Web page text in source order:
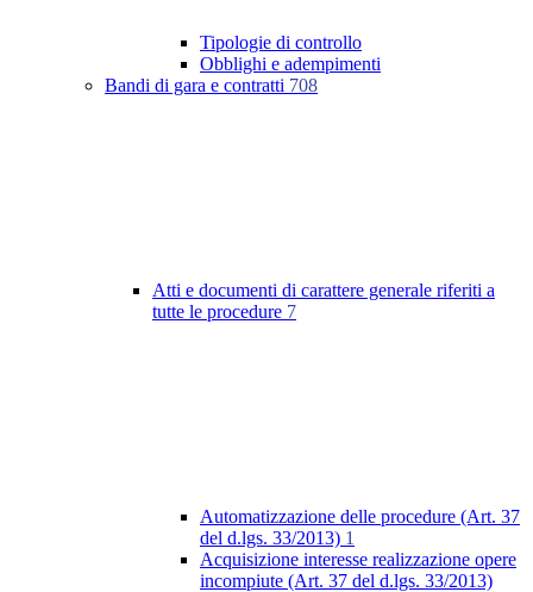
Tipologie di controllo
Obblighi e adempimenti
Bandi di gara e contratti 708
Atti e documenti di carattere generale riferiti a
tutte le procedure 7
Automatizzazione delle procedure (Art. 37
del d.lgs. 33/2013) 1
Acquisizione interesse realizzazione opere
incompiute (Art. 37 del d.lgs. 33/2013)